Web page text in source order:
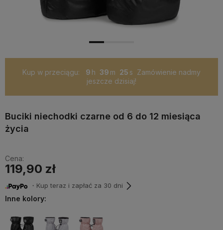
Kup w przeciągu: 9 39 25
Zamówienie nadmy
jeszcze dzisiaj!
Buciki niechodki czarne od 6 do 12 miesiąca
życia
Cena:
119,90 zł
・Kup teraz i zapłać za 30 dni
Inne kolory: